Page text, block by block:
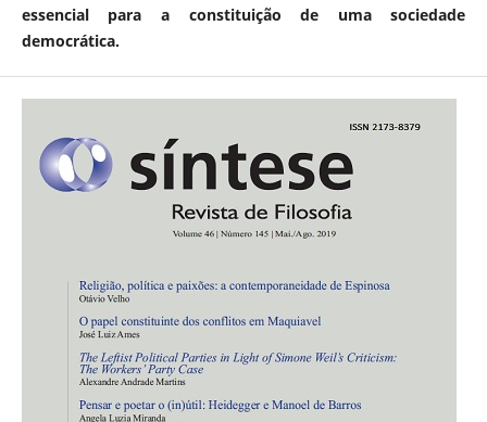
essencial para a constituição de uma sociedade
democrática.